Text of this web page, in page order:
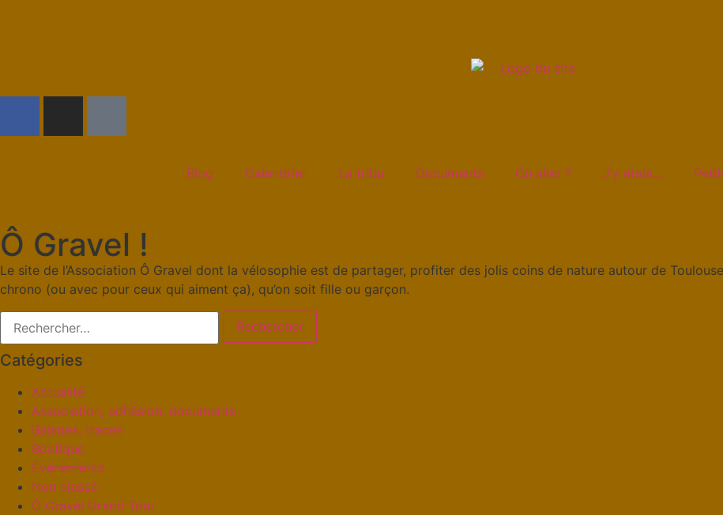
Blog Calendrier La tribu Documents Où aller ? J’y étais…
Ô Gravel !
Le site de l’Association Ô Gravel dont la vélosophie est de partager, profiter des jolis coins de nature autour de
chrono (ou avec pour ceux qui aiment ça), qu’on soit fille ou garçon.
Catégories
Actualité
Association, adhésion, documents
Balades, traces
Boutique
Évènements
Non classé
Ô Gravel Grand Tour